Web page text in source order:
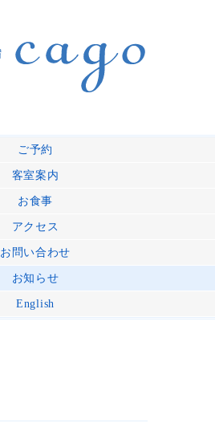
ご予約
客室案内
お食事
アクセス
お問い合わせ
お知らせ
English